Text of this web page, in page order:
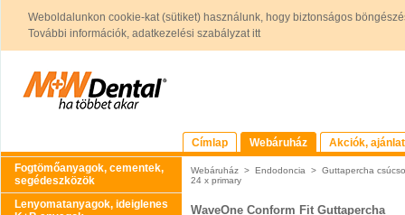
Weboldalunkon cookie-kat (sütiket) használunk, hogy biztonságos
További információk, adatkezelési szabályzat itt
Címlap Webáruház
Akciók,
Fogtömőanyagok, cementek,
segédeszközök
Lenyomatanyagok, ideiglenes
Webáruház > Endodoncia > Guttapercha
24 x primary
WaveOne Conform Fit Guttapercha